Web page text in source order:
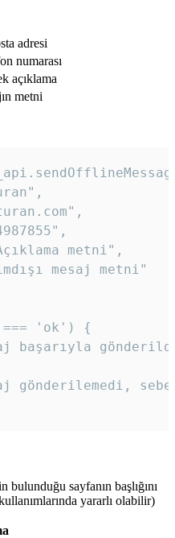
adresi
numarası
açıklama
metni
metni",
mesaj metni"
'ok') {
başarıyla
gönderilemedi,
sayfanın başlığını
yararlı olabilir)